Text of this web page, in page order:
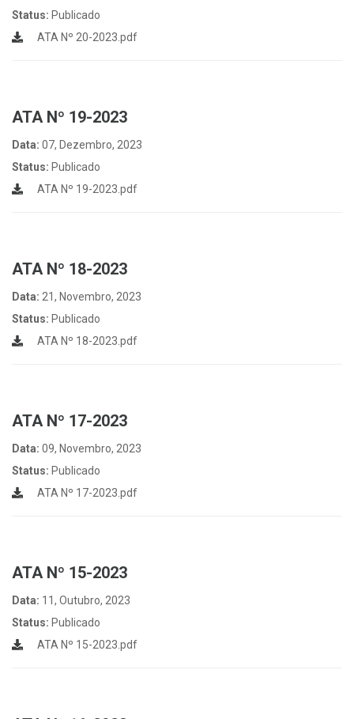
Status: Publicado
ATA Nº 20-2023.pdf
ATA Nº 19-2023
Data: 07, Dezembro, 2023
Status: Publicado
ATA Nº 19-2023.pdf
ATA Nº 18-2023
Data: 21, Novembro, 2023
Status: Publicado
ATA Nº 18-2023.pdf
ATA Nº 17-2023
Data: 09, Novembro, 2023
Status: Publicado
ATA Nº 17-2023.pdf
ATA Nº 15-2023
Data: 11, Outubro, 2023
Status: Publicado
ATA Nº 15-2023.pdf